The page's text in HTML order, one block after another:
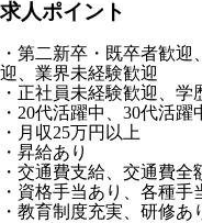
求人ポイント
・第二新卒・既卒者歓
迎、業界未経験歓迎
・正社員未経験歓迎、
・20代活躍中、30代活
・月収25万円以上
・昇給あり
・交通費支給、交通費全
・資格手当あり、各種
・教育制度充実、研修